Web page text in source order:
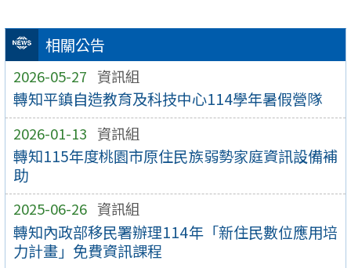
相關公告
2026-05-27 資訊組
轉知平鎮自造教育及科技中心114學年暑假營隊
2026-01-13 資訊組
轉知115年度桃園市原住民族弱勢家庭資訊設備補
助
2025-06-26 資訊組
轉知內政部移民署辦理114年「新住民數位應用培
力計畫」免費資訊課程